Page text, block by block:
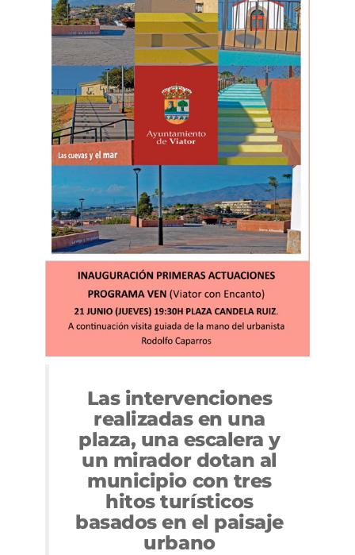
Las intervenciones
realizadas en una
plaza, una escalera y
un mirador dotan al
municipio con tres
hitos turísticos
basados en el paisaje
urbano